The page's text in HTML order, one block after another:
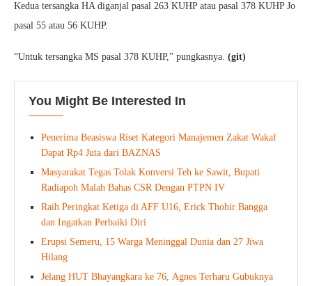
Kedua tersangka HA diganjal pasal 263 KUHP atau pasal 378 KUHP Jo
pasal 55 atau 56 KUHP.
“Untuk tersangka MS pasal 378 KUHP,” pungkasnya. (git)
You Might Be Interested In
Penerima Beasiswa Riset Kategori Manajemen Zakat Wakaf
Dapat Rp4 Juta dari BAZNAS
Masyarakat Tegas Tolak Konversi Teh ke Sawit, Bupati
Radiapoh Malah Bahas CSR Dengan PTPN IV
Raih Peringkat Ketiga di AFF U16, Erick Thohir Bangga
dan Ingatkan Perbaiki Diri
Erupsi Semeru, 15 Warga Meninggal Dunia dan 27 Jiwa
Hilang
Jelang HUT Bhayangkara ke 76, Agnes Terharu Gubuknya